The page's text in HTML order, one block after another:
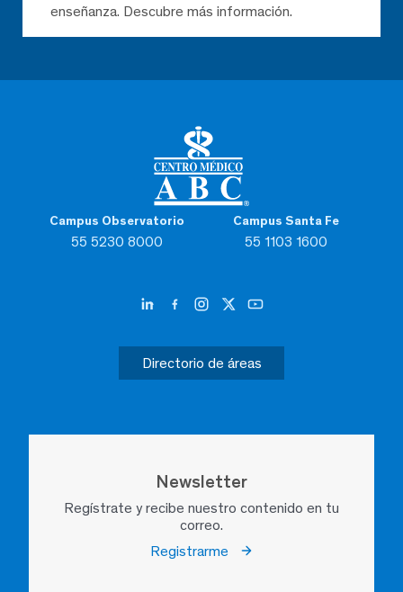
Campus Observatorio
55 5230 8000
Campus Santa Fe
55 1103 1600
Directorio de áreas
Newsletter
Regístrate y recibe nuestro contenido en tu
correo.
Registrarme
enseñanza. Descubre más información.